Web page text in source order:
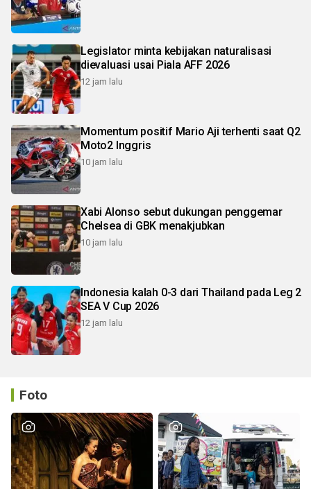
Legislator minta kebijakan naturalisasi
dievaluasi usai Piala AFF 2026
12 jam lalu
Momentum positif Mario Aji terhenti saat Q2
Moto2 Inggris
10 jam lalu
Xabi Alonso sebut dukungan penggemar
Chelsea di GBK menakjubkan
10 jam lalu
Indonesia kalah 0-3 dari Thailand pada Leg 2
SEA V Cup 2026
12 jam lalu
Foto